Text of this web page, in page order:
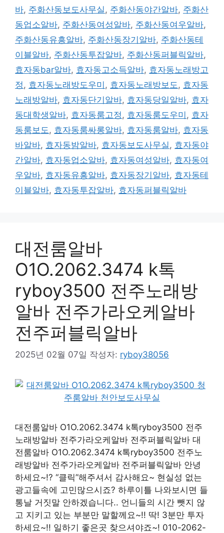
바, 주화산동보도사무실 , 주화산동야간알바, 주화산
동업소알바, 주화산동여성알바, 주화산동여우알바,
주화산동유흥알바, 주화산동장기알바, 주화산동테
이블알바, 주화산동투잡알바, 주화산동퍼블릭알바,
효자동bar알바, 효자동고소득알바, 효자동노래방고
정 , 효자동노래방도우미 , 효자동노래방보도 , 효자동
노래방알바, 효자동단기알바, 효자동당일알바, 효자
동대학생알바, 효자동룸고정 , 효자동룸도우미 , 효자
동룸보도 , 효자동룸싸롱알바, 효자동룸알바, 효자동
바알바, 효자동밤알바, 효자동보도사무실 , 효자동야
간알바, 효자동업소알바, 효자동여성알바, 효자동여
우알바, 효자동유흥알바, 효자동장기알바, 효자동테
이블알바, 효자동투잡알바, 효자동퍼블릭알바
대전룸알바
O1O.2062.3474 k톡
ryboy3500 전주노래방
알바 전주가라오케알바
전주퍼블릭알바
2025년 02월 07일 작성자: ryboy38056
대전룸알바 O1O.2062.3474 k톡ryboy3500 전주
노래방알바 전주가라오케알바 전주퍼블릭알바 대
전룸알바 O1O.2062.3474 k톡ryboy3500 전주노
래방알바 전주가라오케알바 전주퍼블릭알바 안녕
하세요~!? “클릭”해주셔서 감사해요~ 현실성 없는
광고들속에 고민많으시죠? 하루이틀 나와보시면 들
통날 거짓말 안하겠습니다.. 언니들의 시간 뺏지 않
고 지키고 있는 부분만 말할께요~!! 딱! 3분만 투자
하세요~!! 일하기 좋은곳 찾으셔야죠~! 010-2062-